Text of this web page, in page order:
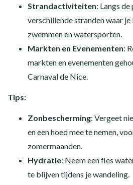
Strandactiviteiten: Langs
verschillende stranden waar
zwemmen en watersporten.
Markten en Evenementen:
markten en evenementen
Carnaval de Nice.
Tips:
Zonbescherming: Vergeet
en een hoed mee te nemen,
zomermaanden.
Hydratie: Neem een fles
te blijven tijdens je wandeling.